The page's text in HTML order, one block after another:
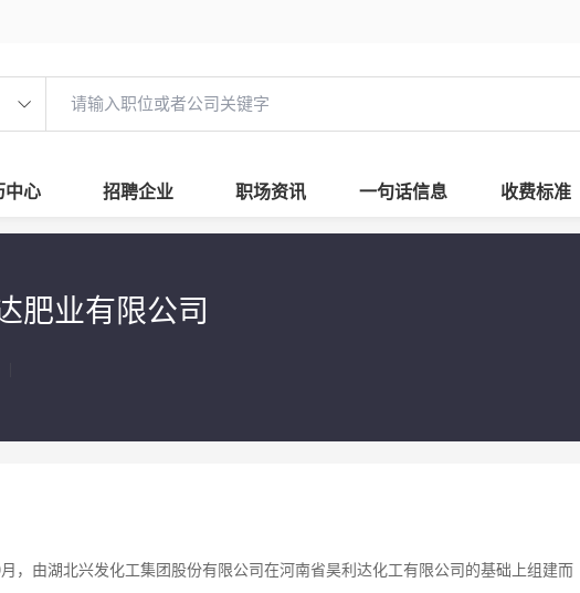
中心 招聘企业 职场资讯 一句话信息 收费标准
肥业有限公司
，由湖北兴发化工集团股份有限公司在河南省昊利达化工有限公司的基础上组建而